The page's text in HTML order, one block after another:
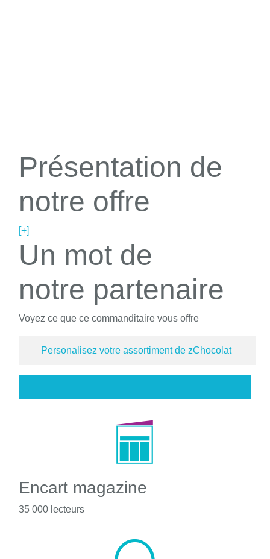
Présentation de
notre offre
[+]
Un mot de
notre partenaire
Voyez ce que ce commanditaire vous offre
Personalisez votre assortiment de zChocolat
Encart magazine
35 000 lecteurs